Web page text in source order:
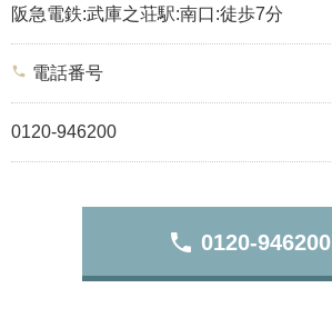
阪急電鉄:武庫之荘駅:南口:徒歩7分
phone 電話番号
0120-946200
phone 0120-946200